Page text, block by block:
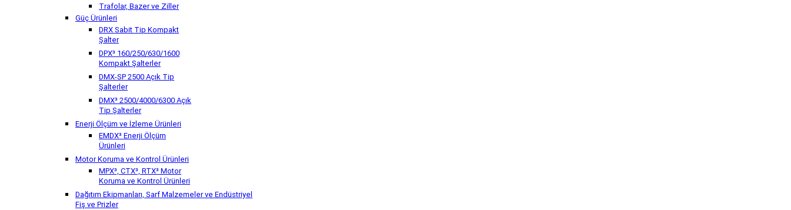
Trafolar, Bazer ve Ziller
Güç Ürünleri
DRX Sabit Tip Kompakt
Şalter
DPX³ 160/250/630/1600
Kompakt Şalterler
DMX-SP 2500 Açık Tip
Şalterler
DMX³ 2500/4000/6300 Açık
Tip Şalterler
Enerji Ölçüm ve İzleme Ürünleri
EMDX³ Enerji Ölçüm
Ürünleri
Motor Koruma ve Kontrol Ürünleri
MPX³, CTX³, RTX³ Motor
Koruma ve Kontrol Ürünleri
Dağıtım Ekipmanları, Sarf Malzemeler ve Endüstriyel
Fiş ve Prizler